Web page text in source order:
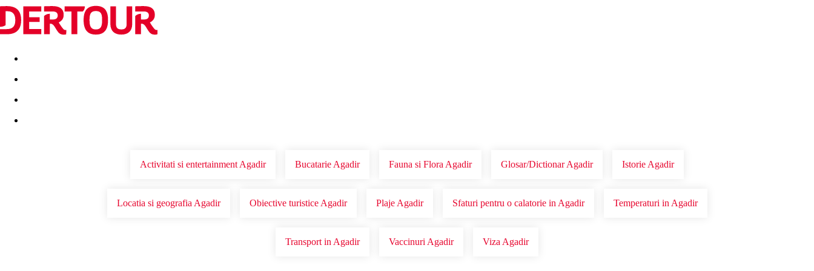
Destinatii Vacanta perfecta OFERTE DE NERATAT
Activitati si entertainment Agadir Bucatarie Agadir Fauna si Flora Agadir Glosar/Dictionar Agadir Istorie Agadir
Locatia si geografia Agadir Obiective turistice Agadir Plaje Agadir Sfaturi pentru o calatorie in Agadir Temperaturi in Agadir
Transport in Agadir Vaccinuri Agadir Viza Agadir